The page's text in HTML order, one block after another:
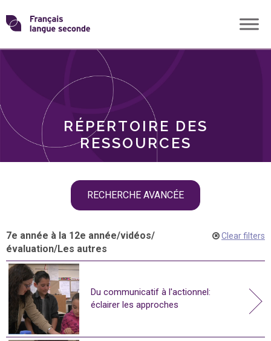
Skip
toTransformons
langue
RÉPERTOIRE DES
RESSOURCES
RECHERCHE AVANCÉE
THÈMES
7e année à la 12e année/vidéos/
évaluation/Les autres
Clear filters
Du communicatif à l'actionnel:
éclairer les approches